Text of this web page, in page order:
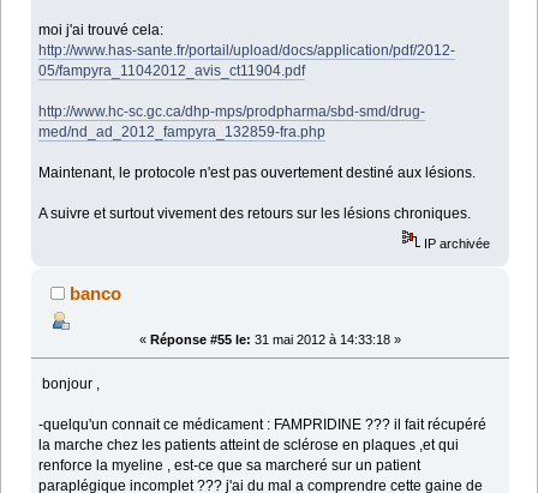
moi j'ai trouvé cela:
http://www.has-sante.fr/portail/upload/docs/application/pdf/2012-
05/fampyra_11042012_avis_ct11904.pdf
http://www.hc-sc.gc.ca/dhp-mps/prodpharma/sbd-smd/drug-
med/nd_ad_2012_fampyra_132859-fra.php
Maintenant, le protocole n'est pas ouvertement destiné aux lésions.
A suivre et surtout vivement des retours sur les lésions chroniques.
IP archivée
banco
« Réponse #55 le: 31 mai 2012 à 14:33:18 »
bonjour ,
-quelqu'un connait ce médicament : FAMPRIDINE ??? il fait récupéré
la marche chez les patients atteint de sclérose en plaques ,et qui
renforce la myeline , est-ce que sa marcheré sur un patient
paraplégique incomplet ??? j'ai du mal a comprendre cette gaine de